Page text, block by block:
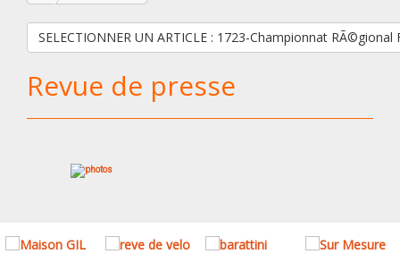
SELECTIONNER UN ARTICLE : 1723-Championnat
Revue de presse